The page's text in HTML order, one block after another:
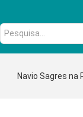
Pesquisa...
Navio Sagres na